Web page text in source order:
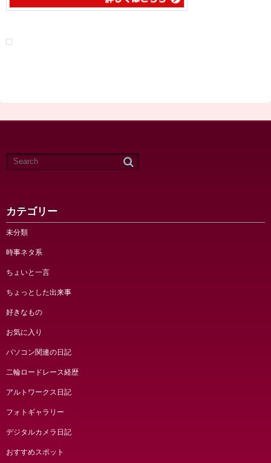
カテゴリー
未分類
時事ネタ系
ちょいと一言
ちょっとした出来事
好きなもの
お気に入り
パソコン関連の日記
二輪ロードレース経歴
アルトワークス日記
フォトギャラリー
デジタルカメラ日記
おすすめスポット